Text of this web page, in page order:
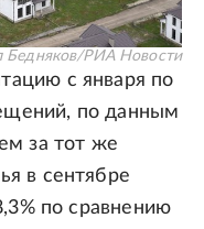
Бедняков/РИА Новости
с января по
по данным
за тот же
в сентябре
по сравнению